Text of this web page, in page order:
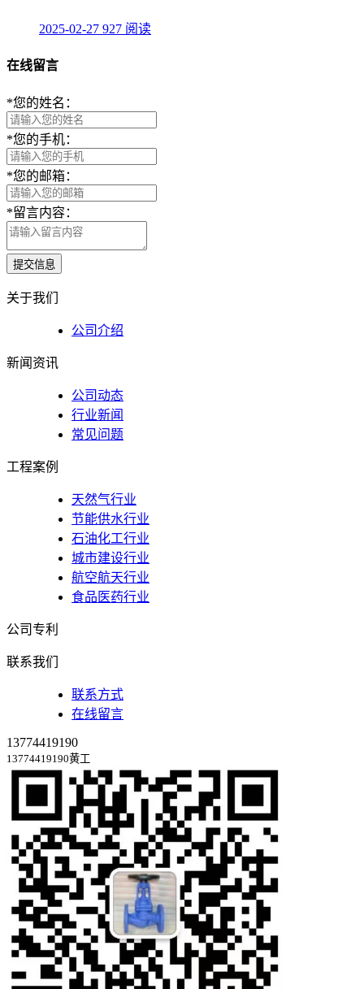
2025-02-27 927 阅读
在线留言
*您的姓名：
*您的手机：
*您的邮箱：
*留言内容：
提交信息
关于我们
公司介绍
新闻资讯
公司动态
行业新闻
常见问题
工程案例
天然气行业
节能供水行业
石油化工行业
城市建设行业
航空航天行业
食品医药行业
公司专利
联系我们
联系方式
在线留言
13774419190
13774419190黄工